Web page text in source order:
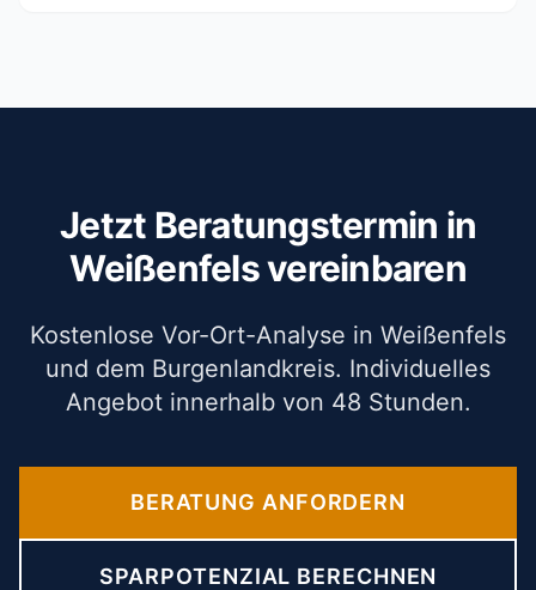
Jetzt Beratungstermin in
Weißenfels vereinbaren
Kostenlose Vor-Ort-Analyse in Weißenfels
und dem Burgenlandkreis. Individuelles
Angebot innerhalb von 48 Stunden.
BERATUNG ANFORDERN
SPARPOTENZIAL BERECHNEN